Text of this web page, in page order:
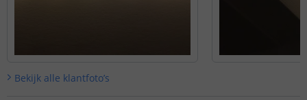
Bekijk alle klantfoto’s